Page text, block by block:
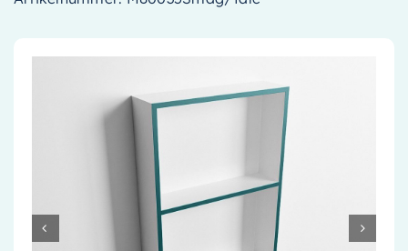
Accessoires
Installatiemateriaal
Klimaatbeheersing